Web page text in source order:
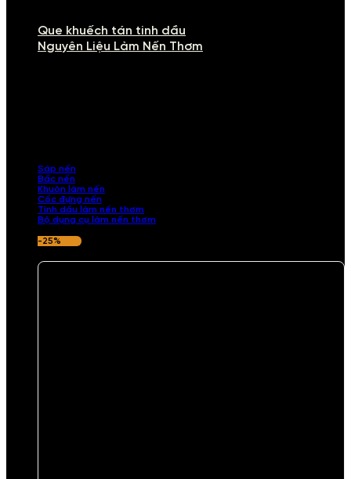
Que khuếch tán tinh dầu
Nguyên Liệu Làm Nến Thơm
Sáp nến
Bấc nến
Khuôn làm nến
Cốc đựng nến
Tinh dầu làm nến thơm
Bộ dụng cụ làm nến thơm
-25%